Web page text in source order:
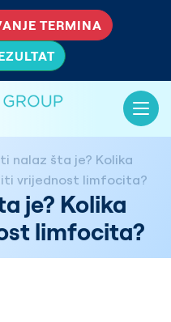
TERMINA
nalaz šta je? Kolika
vrijednost limfocita?
je? Kolika
limfocita?